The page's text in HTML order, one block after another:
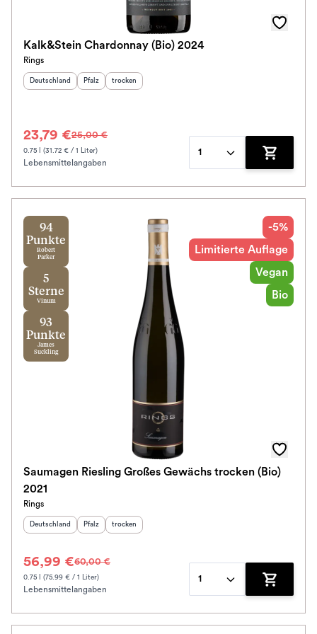
Kalk&Stein Chardonnay (Bio) 2024
Rings
Herkunftsland
Deutschland Herkunftsregion
Pfalz Geschmack
trocken
23,79 €25,00 €
0.75 l (31.72 € / 1 Liter)
Lebensmittelangaben
1
Zum
94
Punkte
Robert
Parker
5
Sterne
Vinum
93
Punkte
James
Suckling
-5%
Limitierte Auflage
Vegan
Bio
Saumagen Riesling Großes Gewächs trocken (Bio)
2021
Rings
Herkunftsland
Deutschland Herkunftsregion
Pfalz Geschmack
trocken
56,99 €60,00 €
0.75 l (75.99 € / 1 Liter)
Lebensmittelangaben
1
Zum